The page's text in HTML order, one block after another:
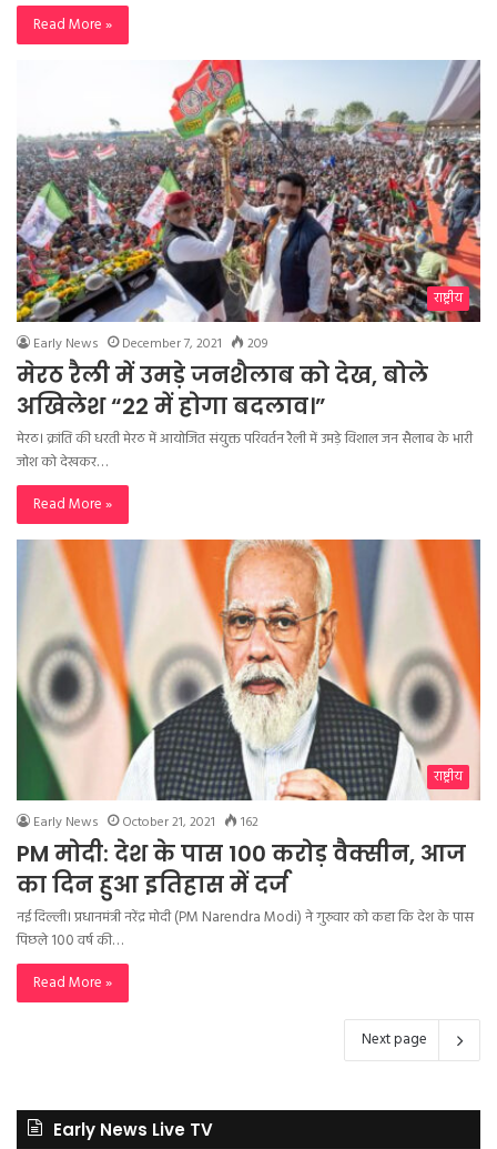
Read More »
राष्ट्रीय
Early News December 7, 2021 209
मेरठ रैली में उमड़े जनशैलाब को देख, बोले
अखिलेश “22 में होगा बदलाव।”
मेरठ। क्रांति की धरती मेरठ में आयोजित संयुक्त परिवर्तन रैली में उमड़े विशाल जन सैलाब के भारी
जोश को देखकर…
Read More »
राष्ट्रीय
Early News October 21, 2021 162
PM मोदी: देश के पास 100 करोड़ वैक्सीन, आज
का दिन हुआ इतिहास में दर्ज
नई दिल्ली। प्रधानमंत्री नरेंद्र मोदी (PM Narendra Modi) ने गुरुवार को कहा कि देश के पास
पिछले 100 वर्ष की…
Read More »
Next page
Early News Live TV